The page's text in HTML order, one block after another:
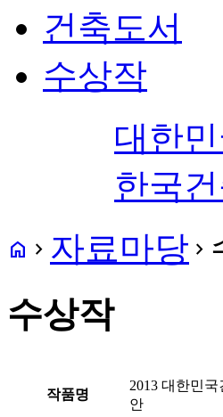
건축도서
수상작
대한
한국
home navigate_next 자료마당 navigate_next
수상작
작품명
2013 대한민
안